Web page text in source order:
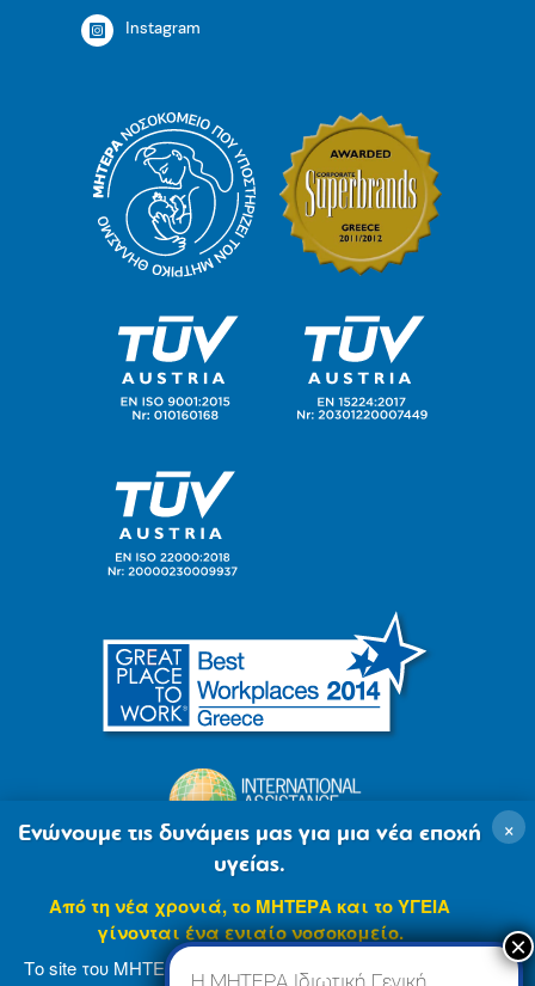
Instagram
×
Ενώνουμε τις δυνάμεις μας για μια νέα εποχή
υγείας.
Από τη νέα χρονιά, το ΜΗΤΕΡΑ και το ΥΓΕΙΑ
γίνονται ένα ενιαίο νοσοκομείο.
Το site του ΜΗΤΕΡΑ βρίσκεται σε φάση ανανέωσης